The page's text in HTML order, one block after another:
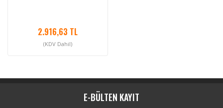
2.916,63 TL
(KDV Dahil)
E-BÜLTEN KAYIT